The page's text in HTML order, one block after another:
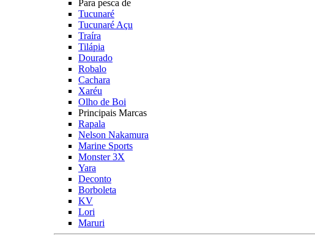
Para pesca de
Tucunaré
Tucunaré Açu
Traíra
Tilápia
Dourado
Robalo
Cachara
Xaréu
Olho de Boi
Principais Marcas
Rapala
Nelson Nakamura
Marine Sports
Monster 3X
Yara
Deconto
Borboleta
KV
Lori
Maruri